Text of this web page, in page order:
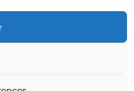
cookies